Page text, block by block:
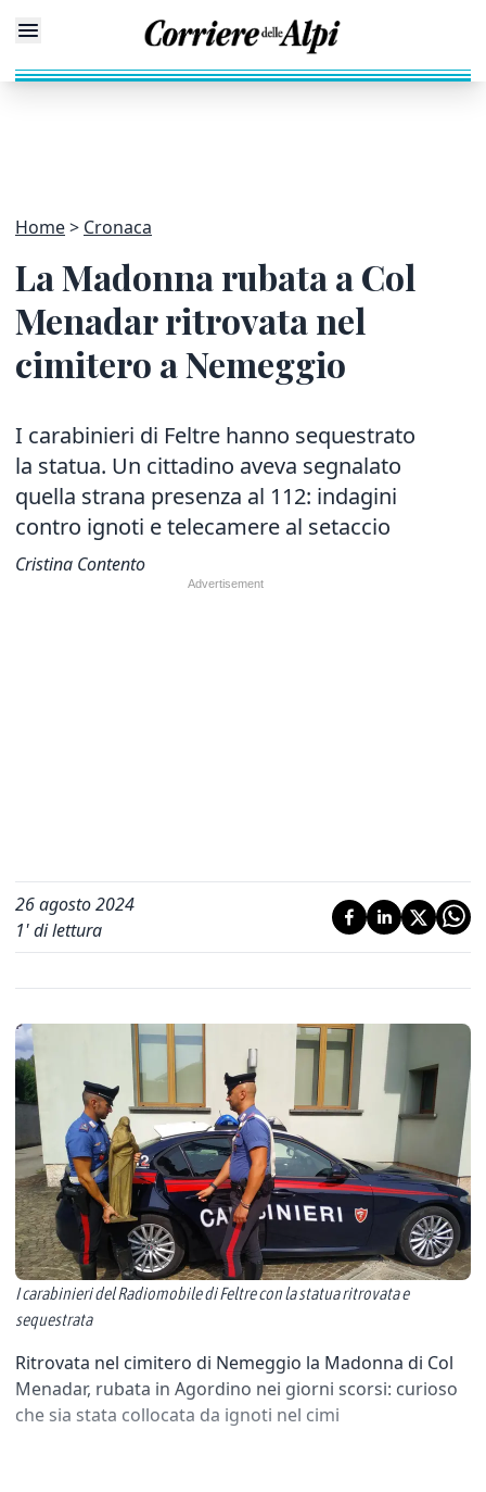
Home Cronaca
La Madonna rubata a Col
Menadar ritrovata nel
cimitero a Nemeggio
I carabinieri di Feltre hanno sequestrato
la statua. Un cittadino aveva segnalato
quella strana presenza al 112: indagini
contro ignoti e telecamere al setaccio
Cristina Contento
26 agosto 2024
1' di lettura
I carabinieri del Radiomobile di Feltre con la statua ritrovata e
sequestrata
Ritrovata nel cimitero di Nemeggio la Madonna di Col
Menadar, rubata in Agordino nei giorni scorsi: curioso
che sia stata collocata da ignoti nel cimi